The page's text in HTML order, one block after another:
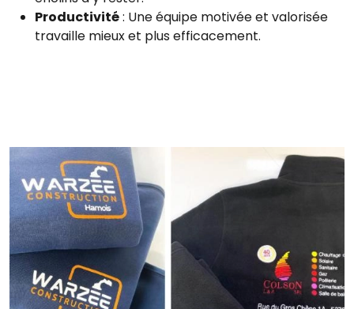
Productivité: Une équipe motivée et valorisée
travaille mieux et plus efficacement.